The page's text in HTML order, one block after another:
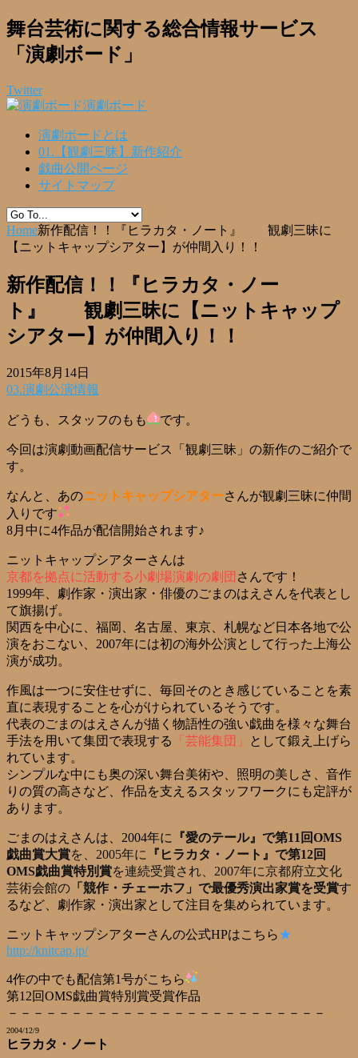
舞台芸術に関する総合情報サービス
「演劇ボード」
Twitter
演劇ボード
演劇ボードとは
01.【観劇三昧】新作紹介
戯曲公開ページ
サイトマップ
Home新作配信！！『ヒラカタ・ノート』 観劇三昧に
【ニットキャップシアター】が仲間入り！！
新作配信！！『ヒラカタ・ノー
ト』 観劇三昧に【ニットキャップ
シアター】が仲間入り！！
2015年8月14日
03.演劇公演情報
どうも、スタッフのもも です。
今回は演劇動画配信サービス「観劇三昧」の新作のご紹介で
す。
なんと、あのニットキャップシアターさんが観劇三昧に仲間
入りです
8月中に4作品が配信開始されます♪
ニットキャップシアターさんは
京都を拠点に活動する小劇場演劇の劇団 さんです！
1999年、劇作家・演出家・俳優のごまのはえさんを代表とし
て旗揚げ。
関西を中心に、福岡、名古屋、東京、札幌など日本各地で公
演をおこない、2007年には初の海外公演として行った上海公
演が成功。
作風は一つに安住せずに、毎回そのとき感じていることを素
直に表現することを心がけられているそうです。
代表のごまのはえさんが描く物語性の強い戯曲を様々な舞台
手法を用いて集団で表現する
「芸能集団」
として鍛え上げら
れています。
シンプルな中にも奥の深い舞台美術や、照明の美しさ、音作
りの質の高さなど、作品を支えるスタッフワークにも定評が
あります。
ごまのはえさんは、2004年に
『愛のテール』で第11回OMS
戯曲賞大賞を、2005年に
『ヒラカタ・ノート』で第12回
OMS戯曲賞特別賞を連続受賞され、2007年に京都府立文化
芸術会館の 「競作・チェーホフ」で最優秀演出家賞を受賞す
るなど、劇作家・演出家として注目を集められています。
ニットキャップシアターさんの公式HPはこちら★
http://knitcap.jp/
4作の中でも配信第1号がこちら
第12回OMS戯曲賞特別賞受賞作品
－－－－－－－－－－－－－－－－－－－－－－－－－
2004/12/9
ヒラカタ・ノート